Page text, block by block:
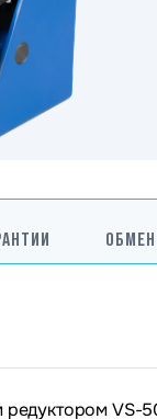
Климатическое
Производственная
Гидравлическое
Сварочное
редуктором VS-